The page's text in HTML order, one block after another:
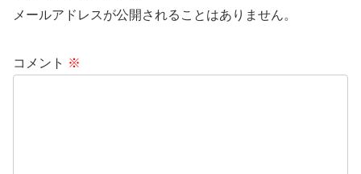
メールアドレスが公開されることはありません。
コメント ※